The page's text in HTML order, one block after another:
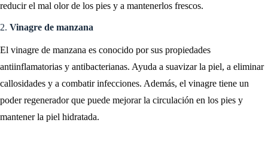
reducir el mal olor de los pies y a mantenerlos frescos.
2. Vinagre de manzana
El vinagre de manzana es conocido por sus propiedades
antiinflamatorias y antibacterianas. Ayuda a suavizar la piel, a eliminar
callosidades y a combatir infecciones. Además, el vinagre tiene un
poder regenerador que puede mejorar la circulación en los pies y
mantener la piel hidratada.